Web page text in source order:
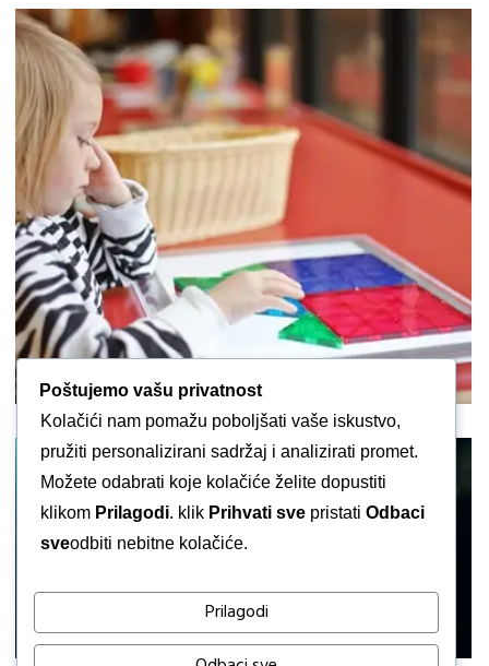
Poštujemo vašu privatnost
Kolačići nam pomažu poboljšati vaše iskustvo,
pružiti personalizirani sadržaj i analizirati promet.
Možete odabrati koje kolačiće želite dopustiti
klikom Prilagodi. klik Prihvati sve pristati Odbaci
sveodbiti nebitne kolačiće.
Prilagodi